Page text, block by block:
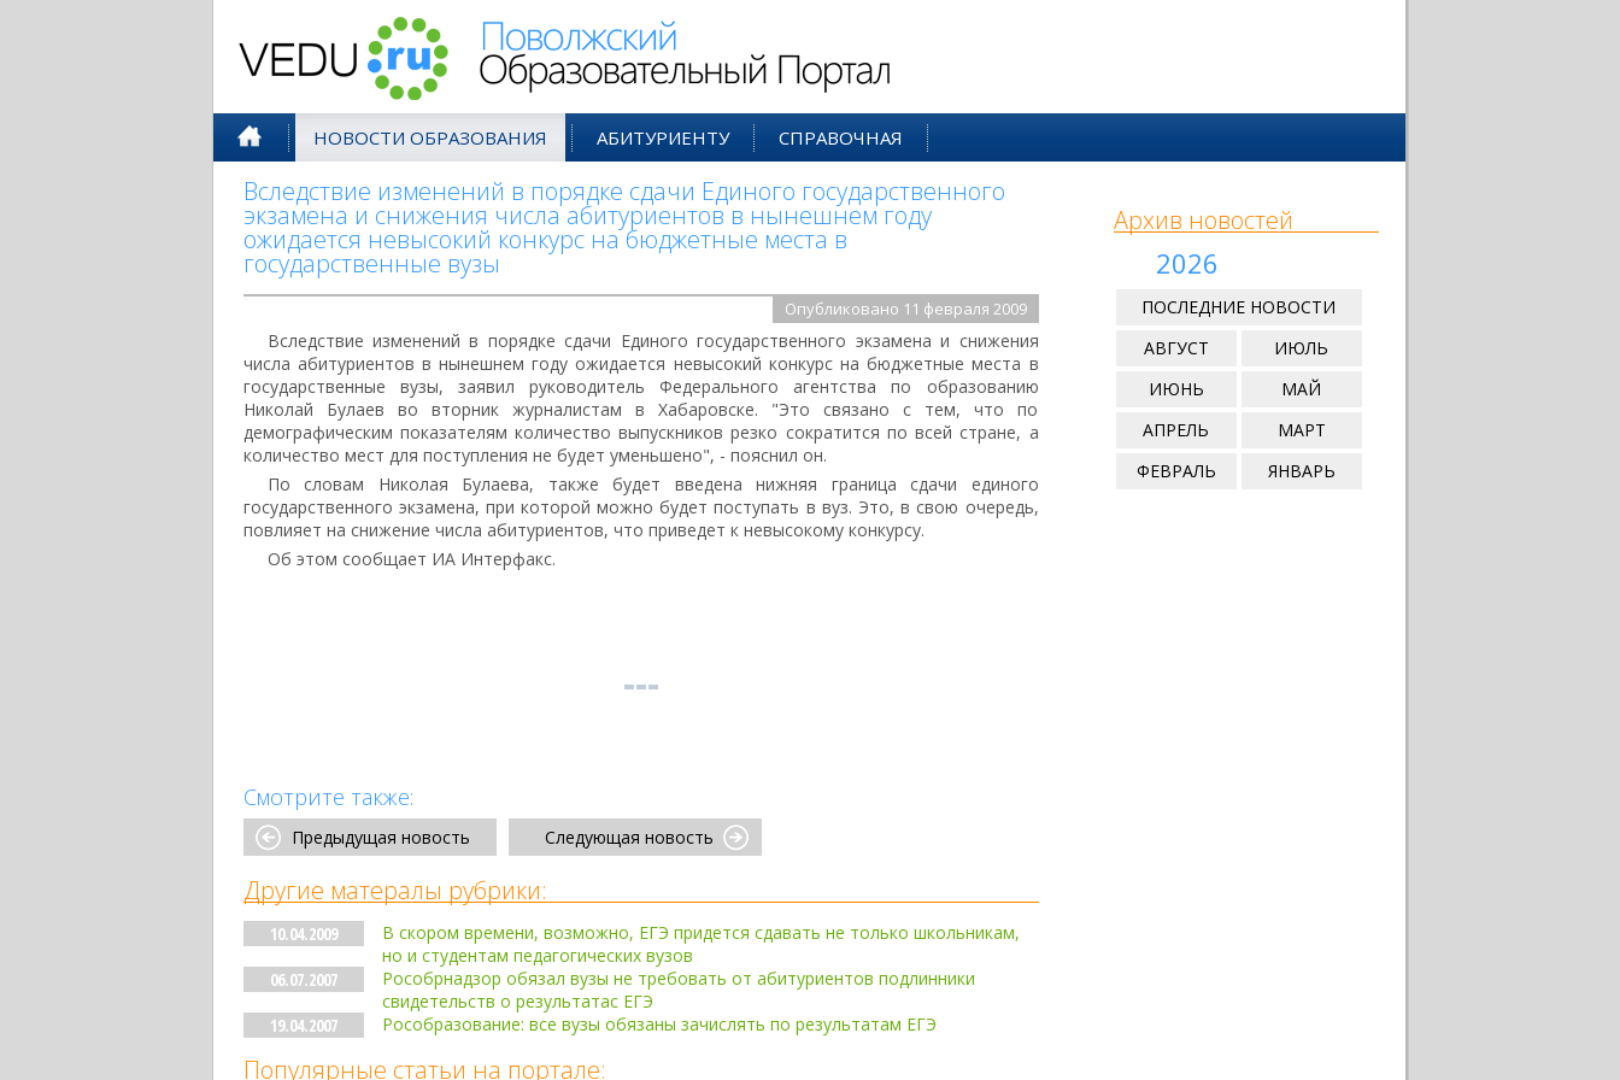
НОВОСТИ ОБРАЗОВАНИЯ АБИТУРИЕНТУ СПРАВОЧНАЯ
Вследствие изменений в порядке сдачи Единого государственного
экзамена и снижения числа абитуриентов в нынешнем году
ожидается невысокий конкурс на бюджетные места в
государственные вузы
Опубликовано 11 февраля 2009
Вследствие изменений в порядке сдачи Единого государственного экзамена и снижения
числа абитуриентов в нынешнем году ожидается невысокий конкурс на бюджетные места в
государственные вузы, заявил руководитель Федерального агентства по образованию
Николай Булаев во вторник журналистам в Хабаровске. "Это связано с тем, что по
демографическим показателям количество выпускников резко сократится по всей стране, а
количество мест для поступления не будет уменьшено", - пояснил он.
По словам Николая Булаева, также будет введена нижняя граница сдачи единого
государственного экзамена, при которой можно будет поступать в вуз. Это, в свою очередь,
повлияет на снижение числа абитуриентов, что приведет к невысокому конкурсу.
Об этом сообщает ИА Интерфакс.
Смотрите также:
Предыдущая новость Следующая новость
Другие матералы рубрики:
10.04.2009
В скором времени, возможно, ЕГЭ придется сдавать не только школьникам,
но и студентам педагогических вузов
06.07.2007
Рособрнадзор обязал вузы не требовать от абитуриентов подлинники
свидетельств о результатас ЕГЭ
19.04.2007
Рособразование: все вузы обязаны зачислять по результатам ЕГЭ
Популярные статьи на портале:
Архив новостей
2026
ПОСЛЕДНИЕ НОВОСТИ
АВГУСТ
ИЮЛЬ
ИЮНЬ
МАЙ
АПРЕЛЬ
МАРТ
ФЕВРАЛЬ
ЯНВАРЬ